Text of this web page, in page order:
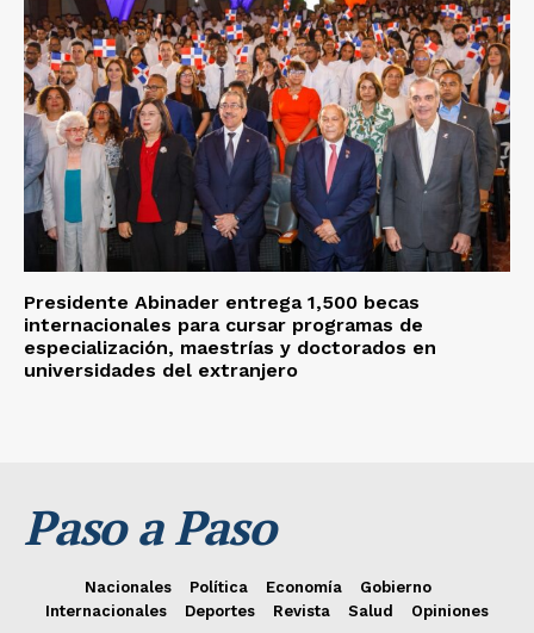
Presidente Abinader entrega 1,500 becas
internacionales para cursar programas de
especialización, maestrías y doctorados en
universidades del extranjero
Paso a Paso
Nacionales Política Economía
Gobierno
Internacionales
Deportes Revista Salud Opiniones